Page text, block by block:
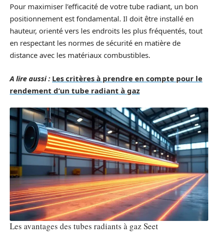
Pour maximiser l’efficacité de votre tube radiant, un bon
positionnement est fondamental. Il doit être installé en
hauteur, orienté vers les endroits les plus fréquentés, tout
en respectant les normes de sécurité en matière de
distance avec les matériaux combustibles.
A lire aussi : Les critères à prendre en compte pour le
rendement d’un tube radiant à gaz
Les avantages des tubes radiants à gaz Seet